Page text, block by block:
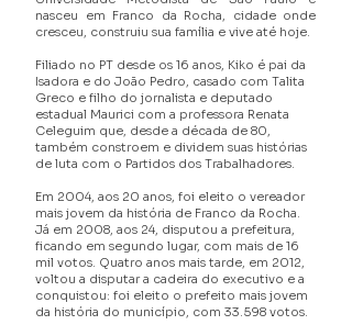
nasceu em Franco da Rocha, cidade onde
cresceu, construiu sua família e vive até hoje.
Filiado no PT desde os 16 anos, Kiko é pai da
Isadora e do João Pedro, casado com Talita
Greco e filho do jornalista e deputado
estadual Maurici com a professora Renata
Celeguim que, desde a década de 80,
também constroem e dividem suas histórias
de luta com o Partidos dos Trabalhadores.
Em 2004, aos 20 anos, foi eleito o vereador
mais jovem da história de Franco da Rocha.
Já em 2008, aos 24, disputou a prefeitura,
ficando em segundo lugar, com mais de 16
mil votos. Quatro anos mais tarde, em 2012,
voltou a disputar a cadeira do executivo e a
conquistou: foi eleito o prefeito mais jovem
da história do município, com 33.598 votos.